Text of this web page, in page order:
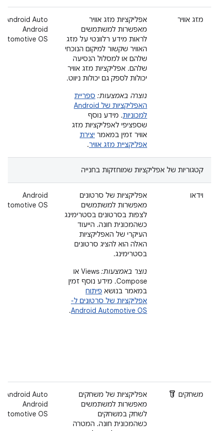
מזג אוויר
אפליקציות מזג אוויר
מאפשרות למשתמשים
לראות מידע רלוונטי על מזג
האוויר שקשור למיקום הנוכחי
שלהם או למסלול הנסיעה
שלהם. אפליקציות מזג אוויר
יכולות לספק גם יכולות ניווט.
נוצרה באמצעות: ספריית
האפליקציות של Android
למכוניות. מידע נוסף
שספציפי לאפליקציות מזג
אוויר זמין במאמר יצירת
אפליקציית מזג אוויר.
Android
OS
קטגוריות של אפליקציות שמוחזקות בחנייה
וידאו
אפליקציות של סרטונים
מאפשרות למשתמשים
לצפות בסרטונים בסטרימינג
כשהמכונית חונה. הייעוד
העיקרי של האפליקציות
האלה הוא להציג סרטונים
בסטרימינג.
נוצר באמצעות:
Views או
Compose. מידע נוסף זמין
במאמר בנושא פיתוח
אפליקציות של סרטונים ל-
Android Automotive OS
.
Android
OS
משחקים Labs
אפליקציות של משחקים
מאפשרות למשתמשים
לשחק במשחקים
כשהמכונית חונה. המטרה
Android
OS